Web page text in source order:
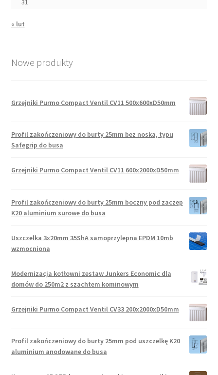
31
« lut
Nowe produkty
Grzejniki Purmo Compact Ventil CV11 500x600xD50mm
Profil zakończeniowy do burty 25mm bez noska, typu
Safegrip do busa
Grzejniki Purmo Compact Ventil CV11 600x2000xD50mm
Profil zakończeniowy do burty 25mm boczny pod zaczep
K20 aluminium surowe do busa
Uszczelka 3x20mm 35ShA samoprzylepna EPDM 10mb
wzmocniona
Modernizacja kotłowni zestaw Junkers Economic dla
domów do 250m2 z szachtem kominowym
Grzejniki Purmo Compact Ventil CV33 200x2000xD50mm
Profil zakończeniowy do burty 25mm pod uszczelkę K20
aluminium anodowane do busa